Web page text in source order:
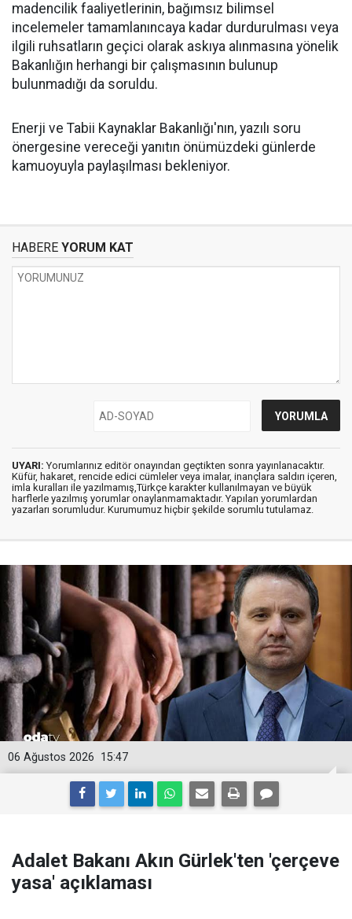
madencilik faaliyetlerinin, bağımsız bilimsel
incelemeler tamamlanıncaya kadar durdurulması veya
ilgili ruhsatların geçici olarak askıya alınmasına yönelik
Bakanlığın herhangi bir çalışmasının bulunup
bulunmadığı da soruldu.
Enerji ve Tabii Kaynaklar Bakanlığı'nın, yazılı soru
önergesine vereceği yanıtın önümüzdeki günlerde
kamuoyuyla paylaşılması bekleniyor.
HABERE YORUM KAT
UYARI: Yorumlarınız editör onayından geçtikten sonra yayınlanacaktır.
Küfür, hakaret, rencide edici cümleler veya imalar, inançlara saldırı içeren,
imla kuralları ile yazılmamış,Türkçe karakter kullanılmayan ve büyük
harflerle yazılmış yorumlar onaylanmamaktadır. Yapılan yorumlardan
yazarları sorumludur. Kurumumuz hiçbir şekilde sorumlu tutulamaz.
15:47
06 Ağustos 2026
Adalet Bakanı Akın Gürlek'ten 'çerçeve
yasa' açıklaması